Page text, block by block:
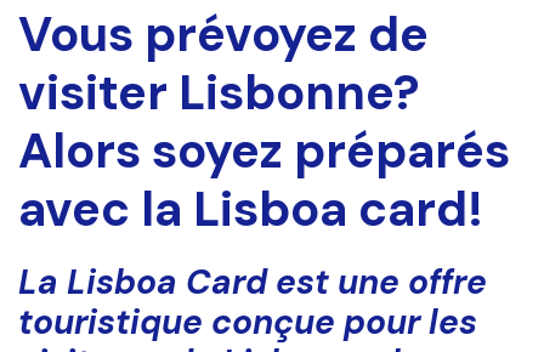
Vous prévoyez de
visiter Lisbonne?
Alors soyez préparés
avec la Lisboa card!
La Lisboa Card est une offre
touristique conçue pour les